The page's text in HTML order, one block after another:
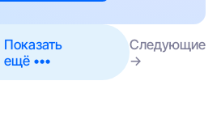
Показать
ещё •••
Следующие
→